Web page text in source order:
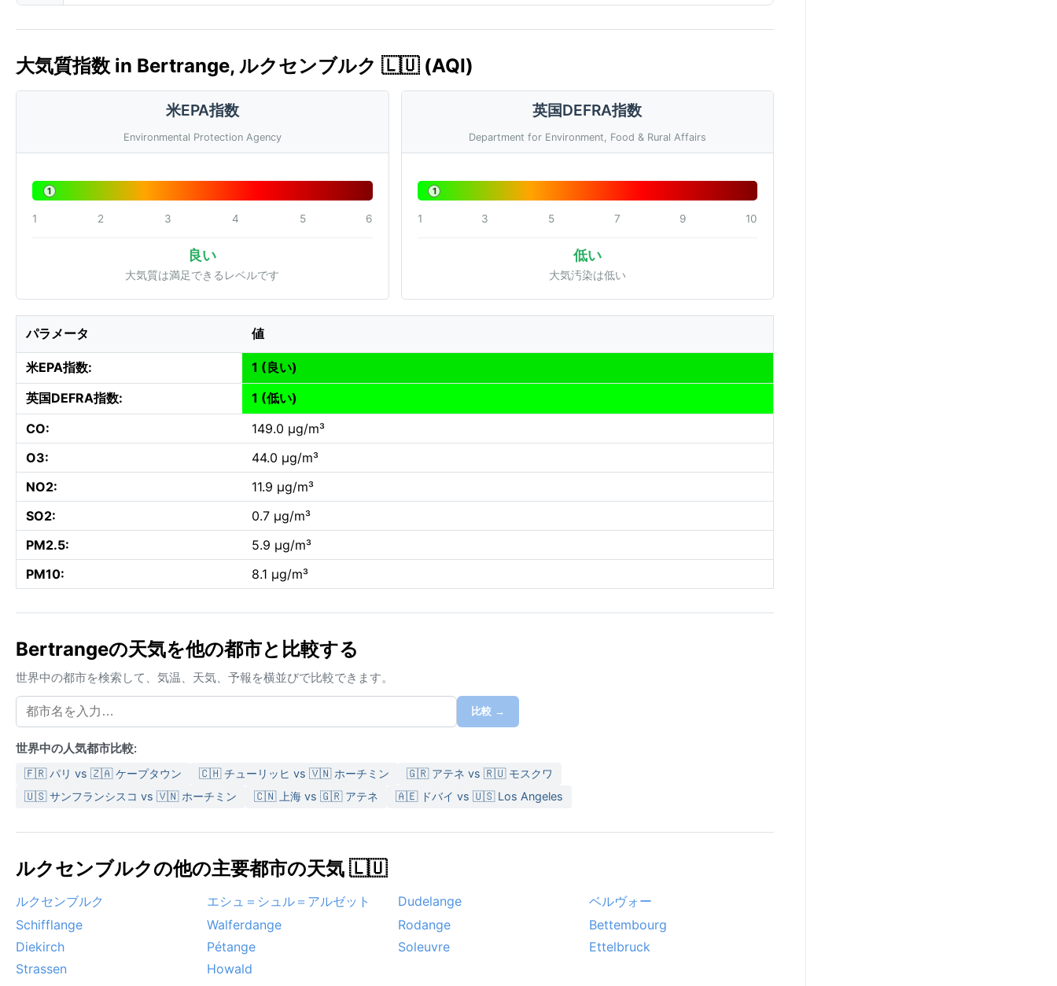
大気質指数 in Bertrange, ルクセンブルク 🇱🇺 (AQI)
米EPA指数
Environmental Protection Agency
1
1 2 3 4 5 6
良い
大気質は満足できるレベルです
英国DEFRA指数
Department for Environment, Food & Rural Affairs
1
1 3 5 7 9 10
低い
大気汚染は低い
パラメータ 値
米EPA指数:
1 (良い)
英国DEFRA指数:
1 (低い)
CO:
149.0 µg/m³
O3:
44.0 µg/m³
NO2:
11.9 µg/m³
SO2:
0.7 µg/m³
PM2.5:
5.9 µg/m³
PM10:
8.1 µg/m³
Bertrangeの天気を他の都市と比較する
世界中の都市を検索して、気温、天気、予報を横並びで比較できます。
比較 →
世界中の人気都市比較:
🇫🇷 パリ vs 🇿🇦 ケープタウン 🇨🇭 チューリッヒ vs 🇻🇳 ホーチミン
🇬🇷 アテネ vs 🇷🇺 モスクワ
🇺🇸 サンフランシスコ vs 🇻🇳 ホーチミン
🇨🇳 上海 vs 🇬🇷 アテネ 🇦🇪 ドバイ vs 🇺🇸 Los Angeles
ルクセンブルクの他の主要都市の天気 🇱🇺
ルクセンブルク エシュ＝シュル＝アルゼット Dudelange
ベルヴォー
Schifflange
Walferdange Rodange
Bettembourg
Diekirch
Pétange Soleuvre
Ettelbruck
Strassen
Howald